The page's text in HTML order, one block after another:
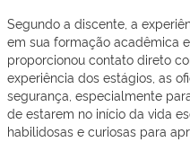
Segundo a discente, a
em sua formação acadêmica
proporcionou contato direto
experiência dos estágios, as
segurança, especialmente
de estarem no início da vida
habilidosas e curiosas para